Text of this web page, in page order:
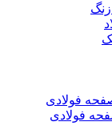
فولادی
فولادی